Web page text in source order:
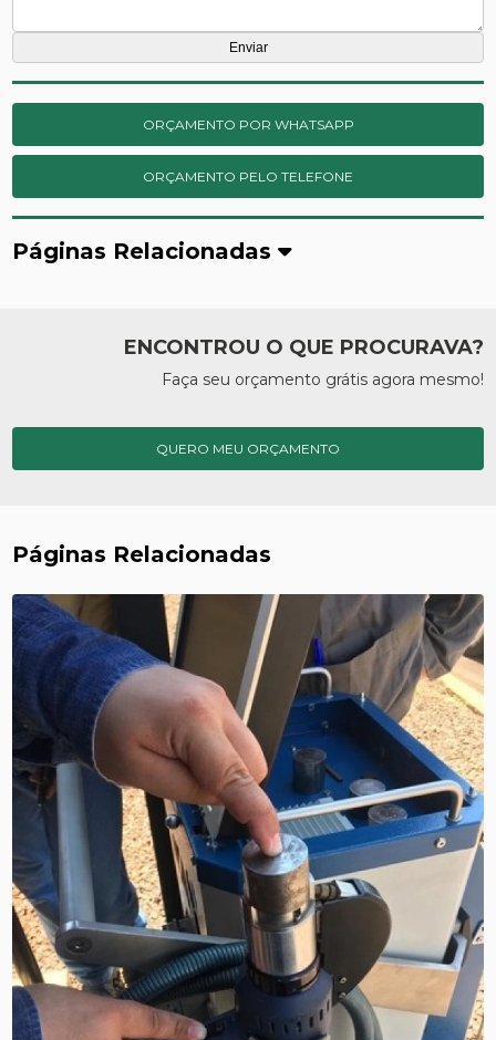
ORÇAMENTO POR WHATSAPP
ORÇAMENTO PELO TELEFONE
Páginas Relacionadas
ENCONTROU O QUE PROCURAVA?
Faça seu orçamento grátis agora mesmo!
QUERO MEU ORÇAMENTO
Páginas Relacionadas